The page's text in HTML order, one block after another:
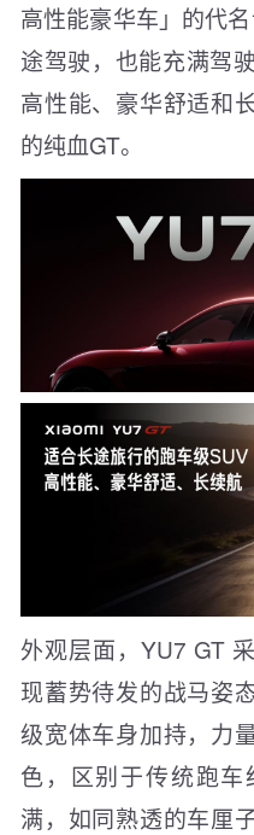
高性能豪华车」的代
途驾驶，也能充满驾
高性能、豪华舒适和
的纯血GT。
外观层面，YU7 GT
现蓄势待发的战马姿
级宽体车身加持，力
色，区别于传统跑
满，如同熟透的车厘